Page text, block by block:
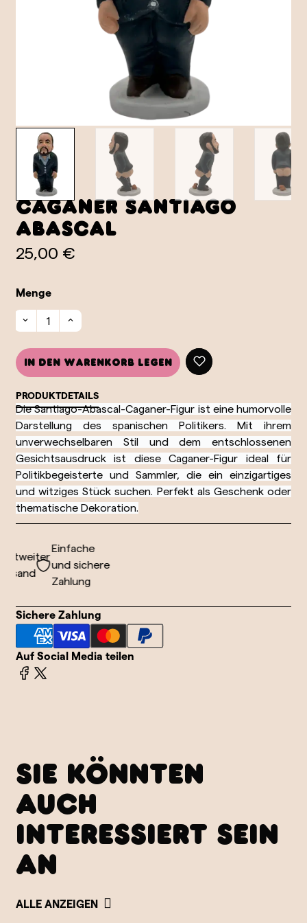
Caganer Santiago
Abascal
25,00 €
Menge
In den Warenkorb legen
PRODUKTDETAILS
Die Santiago-Abascal-Caganer-Figur ist eine humorvolle
Darstellung des spanischen Politikers. Mit ihrem
unverwechselbaren Stil und dem entschlossenen
Gesichtsausdruck ist diese Caganer-Figur ideal für
Politikbegeisterte und Sammler, die ein einzigartiges
und witziges Stück suchen. Perfekt als Geschenk oder
thematische Dekoration.
Einfache
und sichere
Zahlung
Sichere Zahlung
Auf Social Media teilen
SIE KÖNNTEN
AUCH
INTERESSIERT SEIN
AN
ALLE ANZEIGEN